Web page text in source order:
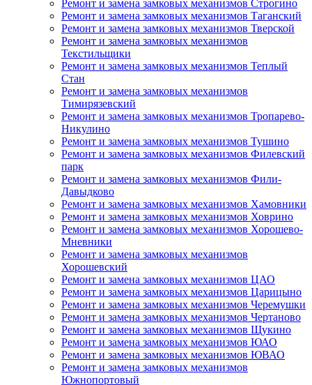
Ремонт и замена замковых механизмов Строгино
Ремонт и замена замковых механизмов Таганский
Ремонт и замена замковых механизмов Тверской
Ремонт и замена замковых механизмов
Текстильщики
Ремонт и замена замковых механизмов Теплый
Стан
Ремонт и замена замковых механизмов
Тимирязевский
Ремонт и замена замковых механизмов Тропарево-
Никулино
Ремонт и замена замковых механизмов Тушино
Ремонт и замена замковых механизмов Филевский
парк
Ремонт и замена замковых механизмов Фили-
Давыдково
Ремонт и замена замковых механизмов Хамовники
Ремонт и замена замковых механизмов Ховрино
Ремонт и замена замковых механизмов Хорошево-
Мневники
Ремонт и замена замковых механизмов
Хорошевский
Ремонт и замена замковых механизмов ЦАО
Ремонт и замена замковых механизмов Царицыно
Ремонт и замена замковых механизмов Черемушки
Ремонт и замена замковых механизмов Чертаново
Ремонт и замена замковых механизмов Щукино
Ремонт и замена замковых механизмов ЮАО
Ремонт и замена замковых механизмов ЮВАО
Ремонт и замена замковых механизмов
Южнопортовый